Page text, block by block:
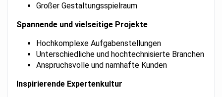
Großer Gestaltungsspielraum
Spannende und vielseitige Projekte
Hochkomplexe Aufgabenstellungen
Unterschiedliche und hochtechnisierte Branchen
Anspruchsvolle und namhafte Kunden
Inspirierende Expertenkultur